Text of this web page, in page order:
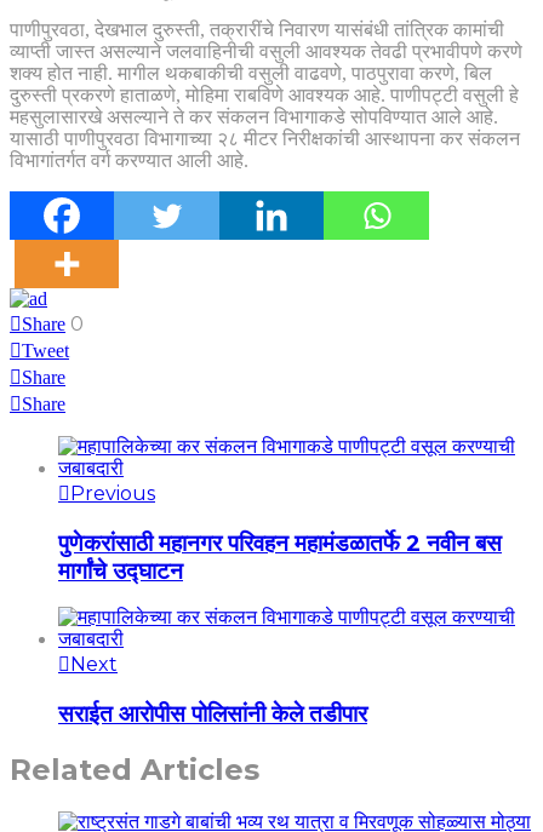
पाणीपुरवठा, देखभाल दुरुस्ती, तक्रारींचे निवारण यासंबंधी तांत्रिक कामांची
व्याप्ती जास्त असल्याने जलवाहिनीची वसुली आवश्यक तेवढी प्रभावीपणे करणे
शक्य होत नाही. मागील थकबाकीची वसुली वाढवणे, पाठपुरावा करणे, बिल
दुरुस्ती प्रकरणे हाताळणे, मोहिमा राबविणे आवश्यक आहे. पाणीपट्टी वसुली हे
महसुलासारखे असल्याने ते कर संकलन विभागाकडे सोपविण्यात आले आहे.
यासाठी पाणीपुरवठा विभागाच्या २८ मीटर निरीक्षकांची आस्थापना कर संकलन
विभागांतर्गत वर्ग करण्यात आली आहे.
Share 0
Tweet
Share
Share
Previous
पुणेकरांसाठी महानगर परिवहन महामंडळातर्फे 2 नवीन बस
मार्गांचे उद्घाटन
Next
सराईत आरोपीस पोलिसांनी केले तडीपार
Related Articles